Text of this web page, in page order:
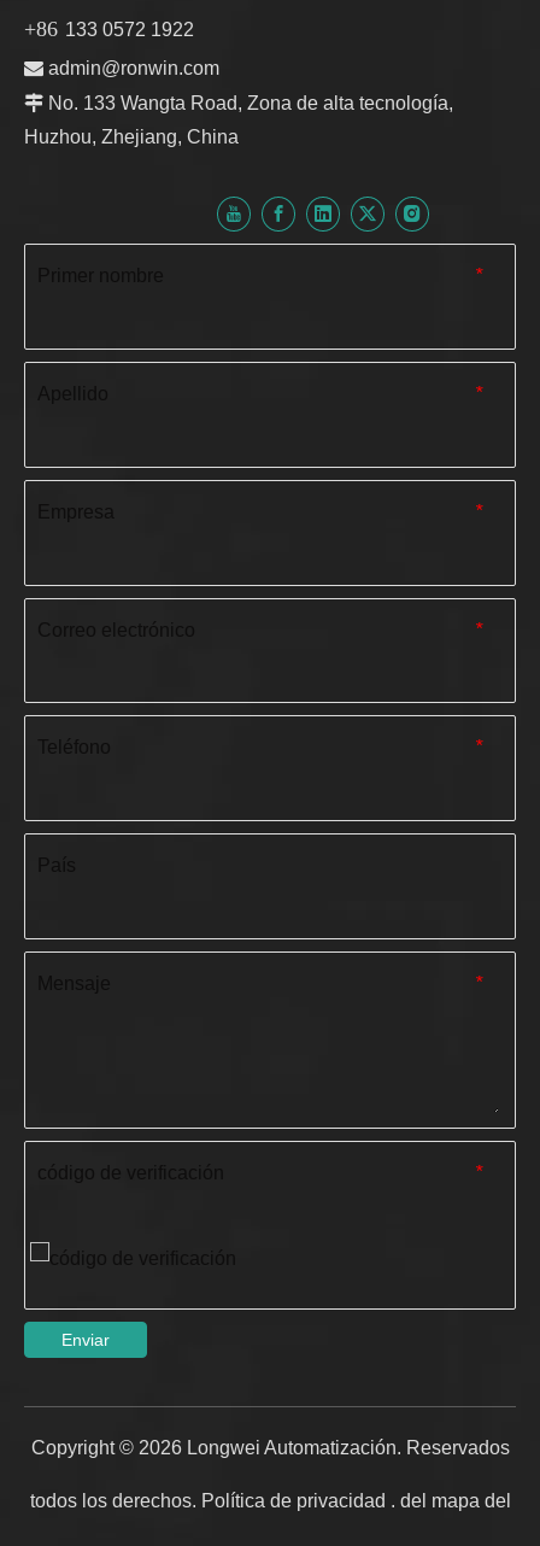
+86 133 0572 1922
 admin@ronwin.com
 No. 133 Wangta Road, Zona de alta tecnología,
Huzhou, Zhejiang, China
*
*
*
Empresa
*
Correo electrónico
*
Teléfono
*
*
código de verificación
Enviar
Copyright © 2026Longwei Automatización. Reservados
todos los derechos. Política de privacidad . del mapa del